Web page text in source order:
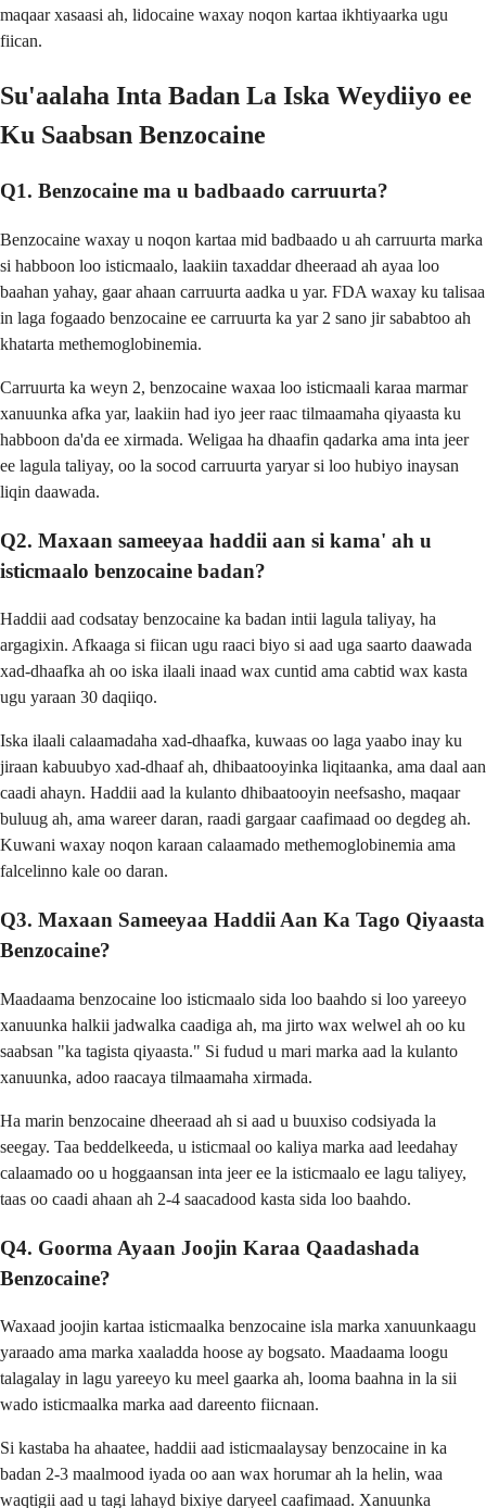
maqaar xasaasi ah, lidocaine waxay noqon kartaa ikhtiyaarka ugu
fiican.
Su'aalaha Inta Badan La Iska Weydiiyo ee
Ku Saabsan Benzocaine
Q1. Benzocaine ma u badbaado carruurta?
Benzocaine waxay u noqon kartaa mid badbaado u ah carruurta marka
si habboon loo isticmaalo, laakiin taxaddar dheeraad ah ayaa loo
baahan yahay, gaar ahaan carruurta aadka u yar. FDA waxay ku talisaa
in laga fogaado benzocaine ee carruurta ka yar 2 sano jir sababtoo ah
khatarta methemoglobinemia.
Carruurta ka weyn 2, benzocaine waxaa loo isticmaali karaa marmar
xanuunka afka yar, laakiin had iyo jeer raac tilmaamaha qiyaasta ku
habboon da'da ee xirmada. Weligaa ha dhaafin qadarka ama inta jeer
ee lagula taliyay, oo la socod carruurta yaryar si loo hubiyo inaysan
liqin daawada.
Q2. Maxaan sameeyaa haddii aan si kama' ah u
isticmaalo benzocaine badan?
Haddii aad codsatay benzocaine ka badan intii lagula taliyay, ha
argagixin. Afkaaga si fiican ugu raaci biyo si aad uga saarto daawada
xad-dhaafka ah oo iska ilaali inaad wax cuntid ama cabtid wax kasta
ugu yaraan 30 daqiiqo.
Iska ilaali calaamadaha xad-dhaafka, kuwaas oo laga yaabo inay ku
jiraan kabuubyo xad-dhaaf ah, dhibaatooyinka liqitaanka, ama daal aan
caadi ahayn. Haddii aad la kulanto dhibaatooyin neefsasho, maqaar
buluug ah, ama wareer daran, raadi gargaar caafimaad oo degdeg ah.
Kuwani waxay noqon karaan calaamado methemoglobinemia ama
falcelinno kale oo daran.
Q3. Maxaan Sameeyaa Haddii Aan Ka Tago Qiyaasta
Benzocaine?
Maadaama benzocaine loo isticmaalo sida loo baahdo si loo yareeyo
xanuunka halkii jadwalka caadiga ah, ma jirto wax welwel ah oo ku
saabsan "ka tagista qiyaasta." Si fudud u mari marka aad la kulanto
xanuunka, adoo raacaya tilmaamaha xirmada.
Ha marin benzocaine dheeraad ah si aad u buuxiso codsiyada la
seegay. Taa beddelkeeda, u isticmaal oo kaliya marka aad leedahay
calaamado oo u hoggaansan inta jeer ee la isticmaalo ee lagu taliyey,
taas oo caadi ahaan ah 2-4 saacadood kasta sida loo baahdo.
Q4. Goorma Ayaan Joojin Karaa Qaadashada
Benzocaine?
Waxaad joojin kartaa isticmaalka benzocaine isla marka xanuunkaagu
yaraado ama marka xaaladda hoose ay bogsato. Maadaama loogu
talagalay in lagu yareeyo ku meel gaarka ah, looma baahna in la sii
wado isticmaalka marka aad dareento fiicnaan.
Si kastaba ha ahaatee, haddii aad isticmaalaysay benzocaine in ka
badan 2-3 maalmood iyada oo aan wax horumar ah la helin, waa
waqtigii aad u tagi lahayd bixiye daryeel caafimaad. Xanuunka